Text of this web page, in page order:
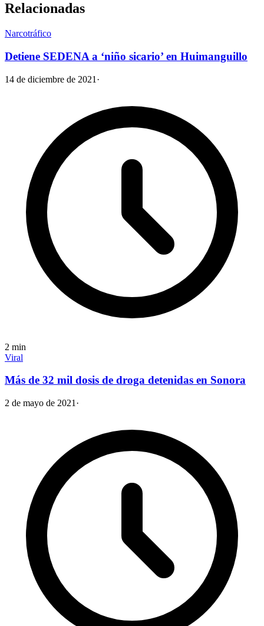
Relacionadas
Narcotráfico
Detiene SEDENA a ‘niño sicario’ en Huimanguillo
14 de diciembre de 2021 ·
2 min
Viral
Más de 32 mil dosis de droga detenidas en Sonora
2 de mayo de 2021 ·